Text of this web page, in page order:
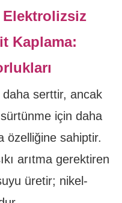
Elektrolizsiz
Kaplama:
serttir, ancak
için daha
özelliğine sahiptir.
arıtma gerektiren
üretir; nikel-